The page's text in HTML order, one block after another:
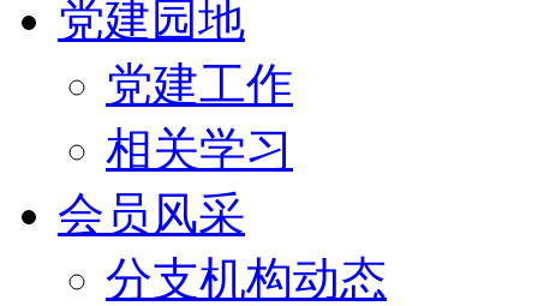
党建园地
党建工作
相关学习
会员风采
分支机构动态